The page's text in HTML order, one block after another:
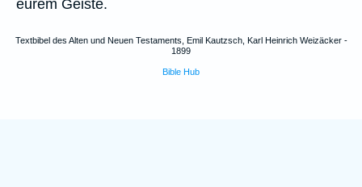
eurem Geiste.
Textbibel des Alten und Neuen Testaments, Emil Kautzsch, Karl Heinrich Weizäcker -
1899
Bible Hub